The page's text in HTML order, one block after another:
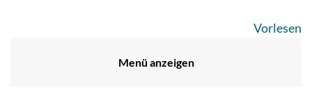
Vorlesen
Menü anzeigen